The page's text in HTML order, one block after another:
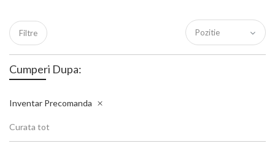
Filtre
Cumperi Dupa:
Inventar Precomanda
Curata tot